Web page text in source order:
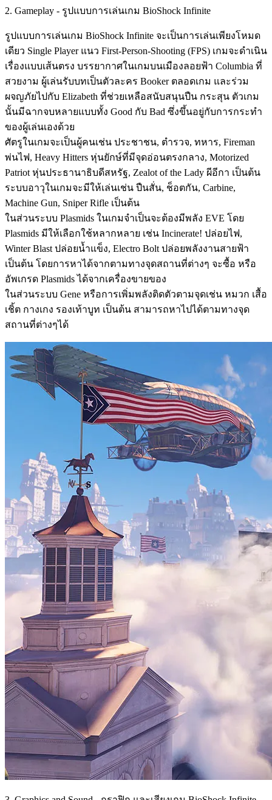
2. Gameplay - รูปแบบการเล่นเกม BioShock Infinite
รูปแบบการเล่นเกม BioShock Infinite จะเป็นการเล่นเพียงโหมด
เดียว Single Player แนว First-Person-Shooting (FPS) เกมจะดำเนิน
เรื่องแบบเส้นตรง บรรยากาศในเกมบนเมืองลอยฟ้า Columbia ที่
สวยงาม ผู้เล่นรับบทเป็นตัวละคร Booker ตลอดเกม และร่วม
ผจญภัยไปกับ Elizabeth ที่ช่วยเหลือสนับสนุนปืน กระสุน ตัวเกม
นั้นมีฉากจบหลายแบบทั้ง Good กับ Bad ซึ่งขึ้นอยู่กับการกระทำ
ของผู้เล่นเองด้วย
ศัตรูในเกมจะเป็นผู้คนเช่น ประชาชน, ตำรวจ, ทหาร, Fireman
พ่นไฟ, Heavy Hitters หุ่นยักษ์ที่มีจุดอ่อนตรงกลาง, Motorized
Patriot หุ่นประธานาธิบดีสหรัฐ, Zealot of the Lady ผีอีกา เป็นต้น
ระบบอาวุในเกมจะมีให้เล่นเช่น ปืนสั่น, ช็อตกัน, Carbine,
Machine Gun, Sniper Rifle เป็นต้น
ในส่วนระบบ Plasmids ในเกมจำเป็นจะต้องมีพลัง EVE โดย
Plasmids มีให้เลือกใช้หลากหลาย เช่น Incinerate! ปล่อยไฟ,
Winter Blast ปล่อยน้ำแข็ง, Electro Bolt ปล่อยพลังงานสายฟ้า
เป็นต้น โดยการหาได้จากตามทางจุดสถานที่ต่างๆ จะซื้อ หรือ
อัพเกรด Plasmids ได้จากเครื่องขายของ
ในส่วนระบบ Gene หรือการเพิ่มพลังติดตัวตามจุดเช่น หมวก เสื้อ
เชิ้ต กางเกง รองเท้าบูท เป็นต้น สามารถหาไปได้ตามทางจุด
สถานที่ต่างๆได้